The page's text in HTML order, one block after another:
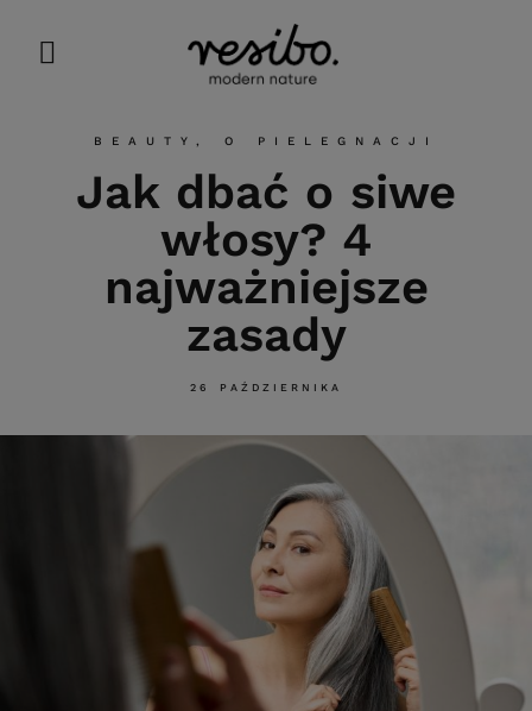
BEAUTY , O PIELEGNACJI
Jak dbać o siwe
włosy? 4
najważniejsze
zasady
26 PAŹDZIERNIKA